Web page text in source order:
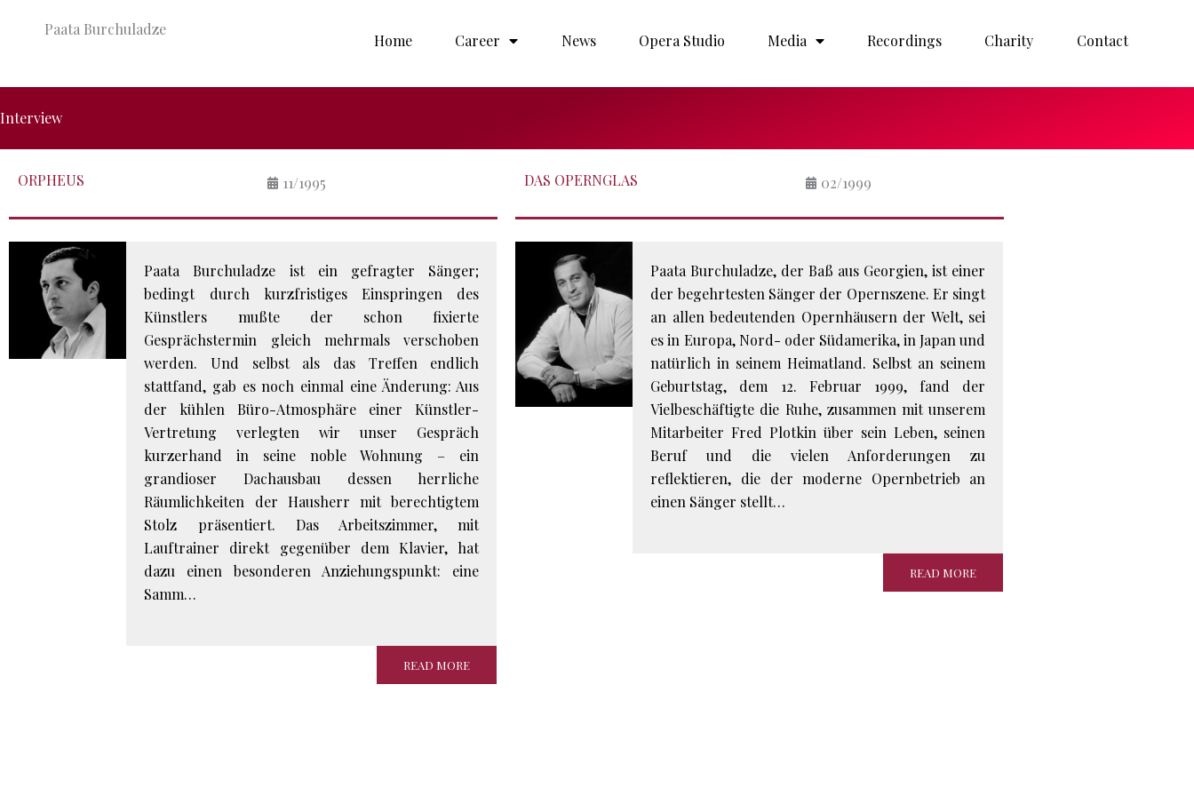
Paata Burchuladze
Home Career News Opera Studio Media Recordings Charity Contact
Interview
ORPHEUS 11/1995
Paata Burchuladze ist ein gefragter Sänger;
bedingt durch kurzfristiges Einspringen des
Künstlers mußte der schon fixierte
Gesprächstermin gleich mehrmals verschoben
werden. Und selbst als das Treffen endlich
stattfand, gab es noch einmal eine Änderung: Aus
der kühlen Büro-Atmosphäre einer Künstler-
Vertretung verlegten wir unser Gespräch
kurzerhand in seine noble Wohnung – ein
grandioser Dachausbau dessen herrliche
Räumlichkeiten der Hausherr mit berechtigtem
Stolz präsentiert. Das Arbeitszimmer, mit
Lauftrainer direkt gegenüber dem Klavier, hat
dazu einen besonderen Anziehungspunkt: eine
Samm…
READ MORE
DAS OPERNGLAS 02/1999
Paata Burchuladze, der Baß aus Georgien, ist einer
der begehrtesten Sänger der Opernszene. Er singt
an allen bedeutenden Opernhäusern der Welt, sei
es in Europa, Nord- oder Südamerika, in Japan und
natürlich in seinem Heimatland. Selbst an seinem
Geburtstag, dem 12. Februar 1999, fand der
Vielbeschäftigte die Ruhe, zusammen mit unserem
Mitarbeiter Fred Plotkin über sein Leben, seinen
Beruf und die vielen Anforderungen zu
reflektieren, die der moderne Opernbetrieb an
einen Sänger stellt…
READ MORE